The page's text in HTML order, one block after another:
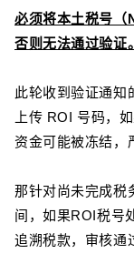
必须将本土税号（
否则无法通过验证。
此轮收到验证通知
上传 ROI 号码，
资金可能被冻结，
那针对尚未完成税
间，如果ROI税号
追溯税款，审核通